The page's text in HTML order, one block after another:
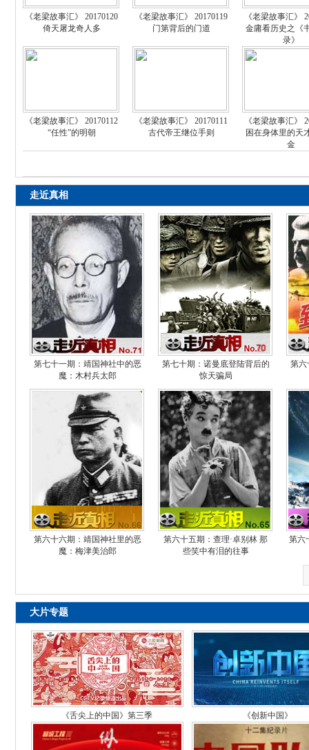
《老梁故事汇》 20170120
倚天屠龙奇人多
《老梁故事汇》 20170119
门第背后的门道
《老梁故事汇》
金庸看历史之《
录》
《老梁故事汇》 20170112
“任性”的明朝
《老梁故事汇》 20170111
古代帝王继位手则
《老梁故事汇》
困在身体里的
金
走近真相
第七十一期：靖国神社中的恶
魔：木村兵太郎
第七十期：诺曼底登陆背后的
惊天骗局
第六
第六十六期：靖国神社里的恶
魔：梅津美治郎
第六十五期：查理·卓别林 那
些笑中有泪的往事
第六
大片专题
《舌尖上的中国》第三季 《创新中国》